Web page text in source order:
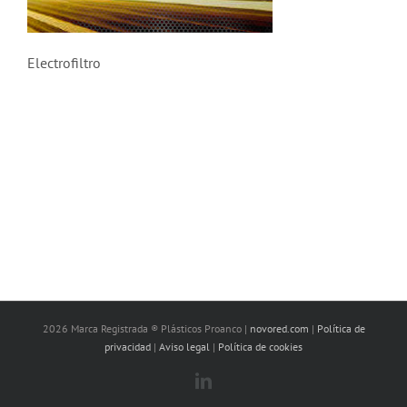
Electrofiltro
2026 Marca Registrada ® Plásticos Proanco | novored.com | Política de
privacidad | Aviso legal | Política de cookies
LinkedIn